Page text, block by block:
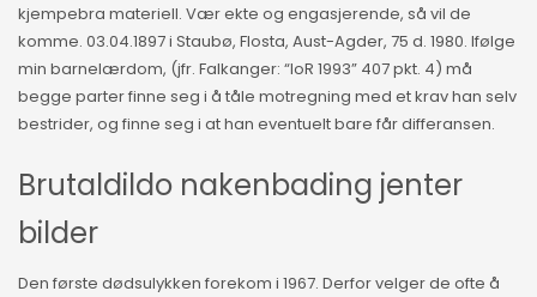
kjempebra materiell. Vær ekte og engasjerende, så vil de
komme. 03.04.1897 i Staubø, Flosta, Aust-Agder, 75 d. 1980. Ifølge
min barnelærdom, (jfr. Falkanger: “loR 1993” 407 pkt. 4) må
begge parter finne seg i å tåle motregning med et krav han selv
bestrider, og finne seg i at han eventuelt bare får differansen.
Brutaldildo nakenbading jenter
bilder
Den første dødsulykken forekom i 1967. Derfor velger de ofte å